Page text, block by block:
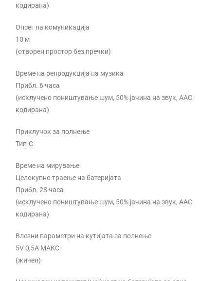
кодирана)
Опсег на комуникација
10 м
(отворен простор без пречки)
Време на репродукција на музика
Прибл. 6 часа
(исклучено поништување шум, 50% јачина на звук, AAC
кодирана)
Приклучок за полнење
Тип-C
Време на мирување
Целокупно траење на батеријата
Прибл. 28 часа
(исклучено поништување шум, 50% јачина на звук, AAC
кодирана)
Влезни параметри на кутијата за полнење
5V 0,5A МАКС
(жичен)